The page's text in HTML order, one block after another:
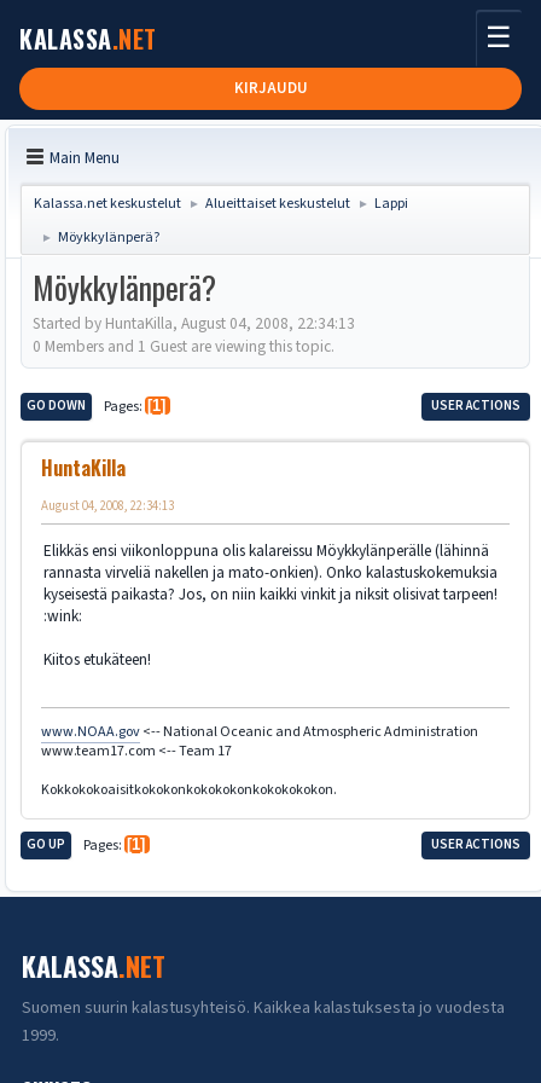
KALASSA.NET
KIRJAUDU
☰
Main Menu
Kalassa.net keskustelut ► Alueittaiset keskustelut ► Lappi
► Möykkylänperä?
Möykkylänperä?
Started by HuntaKilla, August 04, 2008, 22:34:13
0 Members and 1 Guest are viewing this topic.
GO DOWN Pages 1 USER ACTIONS
HuntaKilla
August 04, 2008, 22:34:13
Elikkäs ensi viikonloppuna olis kalareissu Möykkylänperälle (lähinnä
rannasta virveliä nakellen ja mato-onkien). Onko kalastuskokemuksia
kyseisestä paikasta? Jos, on niin kaikki vinkit ja niksit olisivat tarpeen!
:wink:
Kiitos etukäteen!
www.NOAA.gov<-- National Oceanic and Atmospheric Administration
www.team17.com <-- Team 17
Kokkokokoaisitkokokonkokokokonkokokokokon.
GO UP Pages 1 USER ACTIONS
KALASSA.NET
Suomen suurin kalastusyhteisö. Kaikkea kalastuksesta jo vuodesta
1999.